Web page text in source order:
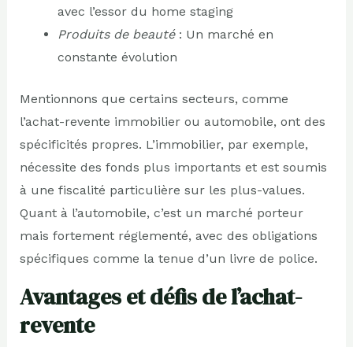
avec l’essor du home staging
Produits de beauté: Un marché en
constante évolution
Mentionnons que certains secteurs, comme
l’achat-revente immobilier ou automobile, ont des
spécificités propres. L’immobilier, par exemple,
nécessite des fonds plus importants et est soumis
à une fiscalité particulière sur les plus-values.
Quant à l’automobile, c’est un marché porteur
mais fortement réglementé, avec des obligations
spécifiques comme la tenue d’un livre de police.
Avantages et défis de l’achat-
revente